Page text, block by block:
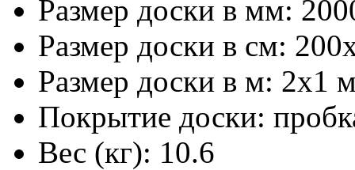
Размер доски в мм:
Размер доски в см:
Размер доски в м: 2х1
Покрытие доски:
Вес (кг): 10.6